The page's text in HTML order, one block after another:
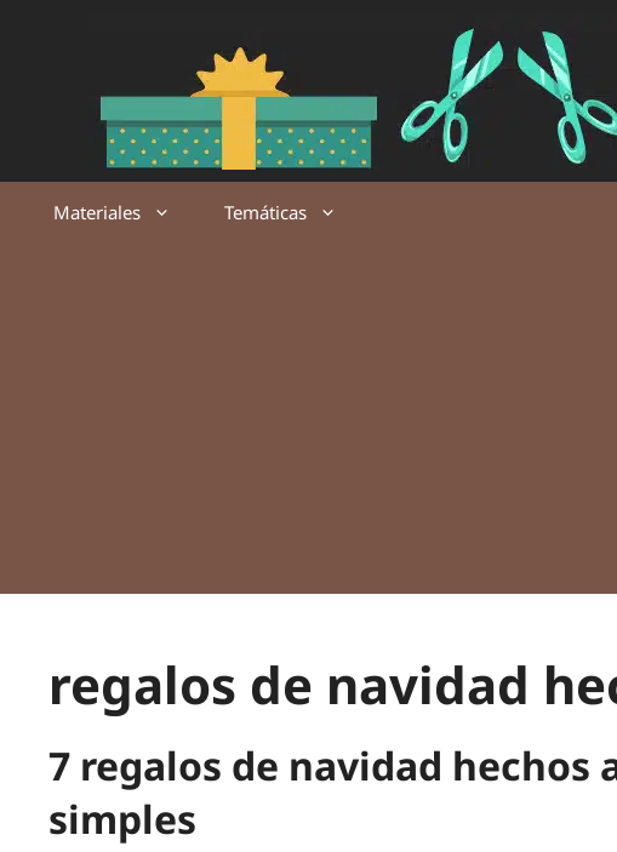
Materiales Temáticas
regalos de navidad
7 regalos de navidad hechos
simples